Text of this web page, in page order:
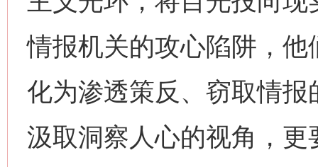
情报机关的攻心陷阱，
化为渗透策反、窃取情
汲取洞察人心的视角，